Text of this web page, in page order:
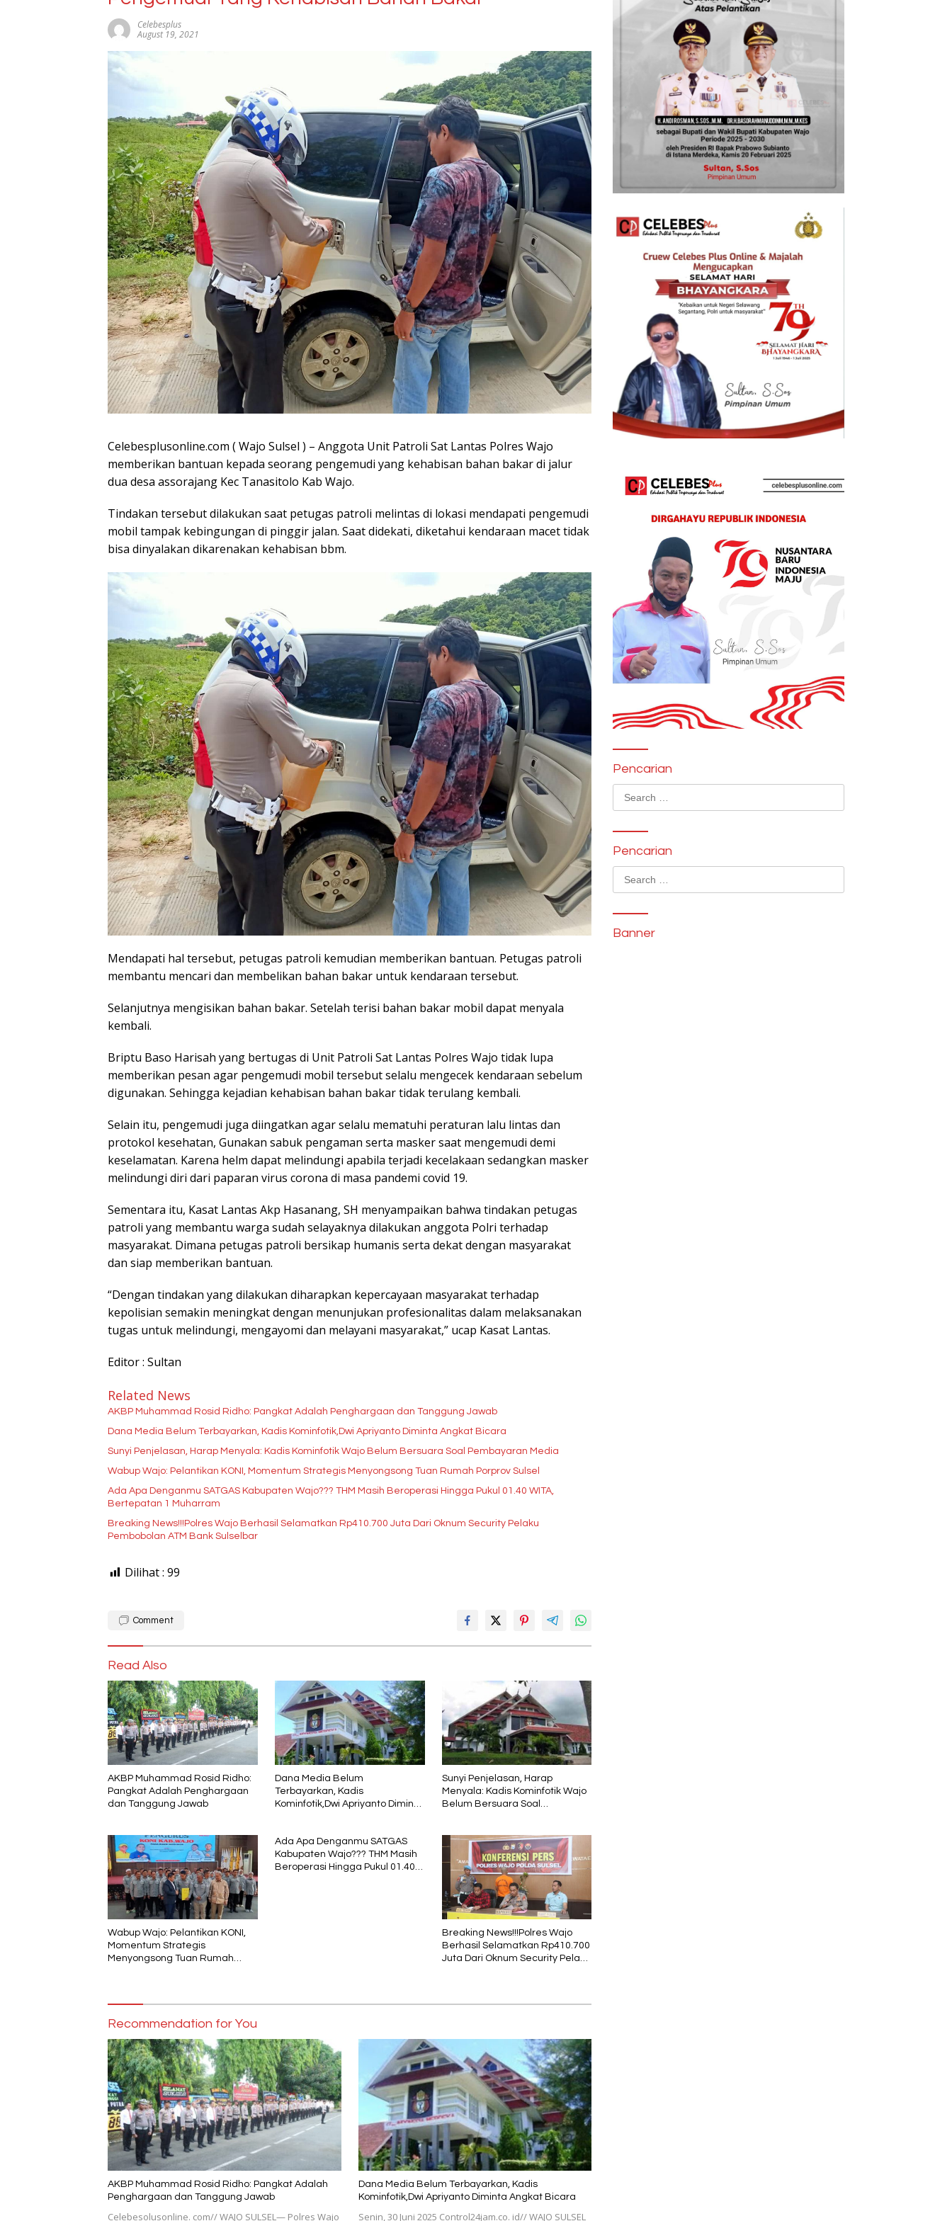
Celebesplus
August 19, 2021
Celebesplusonline.com ( Wajo Sulsel ) – Anggota Unit Patroli Sat Lantas Polres Wajo
memberikan bantuan kepada seorang pengemudi yang kehabisan bahan bakar di jalur
dua desa assorajang Kec Tanasitolo Kab Wajo.
Tindakan tersebut dilakukan saat petugas patroli melintas di lokasi mendapati pengemudi
mobil tampak kebingungan di pinggir jalan. Saat didekati, diketahui kendaraan macet tidak
bisa dinyalakan dikarenakan kehabisan bbm.
Mendapati hal tersebut, petugas patroli kemudian memberikan bantuan. Petugas patroli
membantu mencari dan membelikan bahan bakar untuk kendaraan tersebut.
Selanjutnya mengisikan bahan bakar. Setelah terisi bahan bakar mobil dapat menyala
kembali.
Briptu Baso Harisah yang bertugas di Unit Patroli Sat Lantas Polres Wajo tidak lupa
memberikan pesan agar pengemudi mobil tersebut selalu mengecek kendaraan sebelum
digunakan. Sehingga kejadian kehabisan bahan bakar tidak terulang kembali.
Selain itu, pengemudi juga diingatkan agar selalu mematuhi peraturan lalu lintas dan
protokol kesehatan, Gunakan sabuk pengaman serta masker saat mengemudi demi
keselamatan. Karena helm dapat melindungi apabila terjadi kecelakaan sedangkan masker
melindungi diri dari paparan virus corona di masa pandemi covid 19.
Sementara itu, Kasat Lantas Akp Hasanang, SH menyampaikan bahwa tindakan petugas
patroli yang membantu warga sudah selayaknya dilakukan anggota Polri terhadap
masyarakat. Dimana petugas patroli bersikap humanis serta dekat dengan masyarakat
dan siap memberikan bantuan.
“Dengan tindakan yang dilakukan diharapkan kepercayaan masyarakat terhadap
kepolisian semakin meningkat dengan menunjukan profesionalitas dalam melaksanakan
tugas untuk melindungi, mengayomi dan melayani masyarakat,” ucap Kasat Lantas.
Editor : Sultan
Related News
AKBP Muhammad Rosid Ridho: Pangkat Adalah Penghargaan dan Tanggung Jawab
Dana Media Belum Terbayarkan, Kadis Kominfotik,Dwi Apriyanto Diminta Angkat Bicara
Sunyi Penjelasan, Harap Menyala: Kadis Kominfotik Wajo Belum Bersuara Soal Pembayaran Media
Wabup Wajo: Pelantikan KONI, Momentum Strategis Menyongsong Tuan Rumah Porprov Sulsel
Ada Apa Denganmu SATGAS Kabupaten Wajo??? THM Masih Beroperasi Hingga Pukul 01.40 WITA,
Bertepatan 1 Muharram
Breaking News!!!Polres Wajo Berhasil Selamatkan Rp410.700 Juta Dari Oknum Security Pelaku
Pembobolan ATM Bank Sulselbar
Dilihat : 99
Comment
Read Also
AKBP Muhammad Rosid Ridho:
Pangkat Adalah Penghargaan
dan Tanggung Jawab
Dana Media Belum
Terbayarkan, Kadis
Kominfotik,Dwi Apriyanto Diminta
Sunyi Penjelasan, Harap
Menyala: Kadis Kominfotik Wajo
Belum Bersuara Soal
Wabup Wajo: Pelantikan KONI,
Momentum Strategis
Menyongsong Tuan Rumah
Ada Apa Denganmu SATGAS
Kabupaten Wajo??? THM Masih
Beroperasi Hingga Pukul 01.40
Breaking News!!!Polres Wajo
Berhasil Selamatkan Rp410.700
Juta Dari Oknum Security Pelaku
Recommendation for You
AKBP Muhammad Rosid Ridho: Pangkat Adalah
Penghargaan dan Tanggung Jawab
Celebesolusonline. com// WAJO SULSEL— Polres Wajo
Dana Media Belum Terbayarkan, Kadis
Kominfotik,Dwi Apriyanto Diminta Angkat Bicara
Senin, 30 Juni 2025 Control24jam.co. id// WAJO SULSEL
Pencarian
Pencarian
Banner